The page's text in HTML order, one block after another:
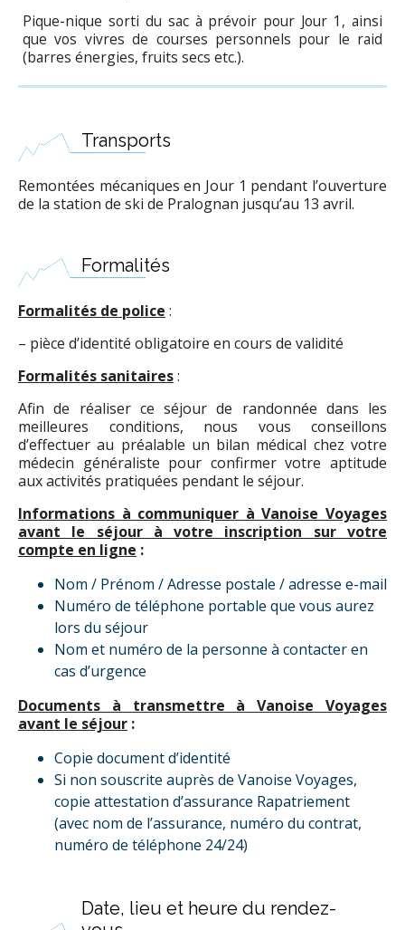
Pique-nique sorti du sac à prévoir pour Jour 1, ainsi
que vos vivres de courses personnels pour le raid
(barres énergies, fruits secs etc.).
Transports
Remontées mécaniques en Jour 1 pendant l’ouverture
de la station de ski de Pralognan jusqu’au 13 avril.
Formalités
Formalités de police :
– pièce d’identité obligatoire en cours de validité
Formalités sanitaires:
Afin de réaliser ce séjour de randonnée dans les
meilleures conditions, nous vous conseillons
d’effectuer au préalable un bilan médical chez votre
médecin généraliste pour confirmer votre aptitude
aux activités pratiquées pendant le séjour.
Informations à communiquer à Vanoise Voyages
avant le séjour à votre inscription sur votre
compte en ligne :
Nom / Prénom / Adresse postale / adresse e-mail
Numéro de téléphone portable que vous aurez
lors du séjour
Nom et numéro de la personne à contacter en
cas d’urgence
Documents à transmettre à Vanoise Voyages
avant le séjour :
Copie document d’identité
Si non souscrite auprès de Vanoise Voyages,
copie attestation d’assurance Rapatriement
(avec nom de l’assurance, numéro du contrat,
numéro de téléphone 24/24)
Date, lieu et heure du rendez-